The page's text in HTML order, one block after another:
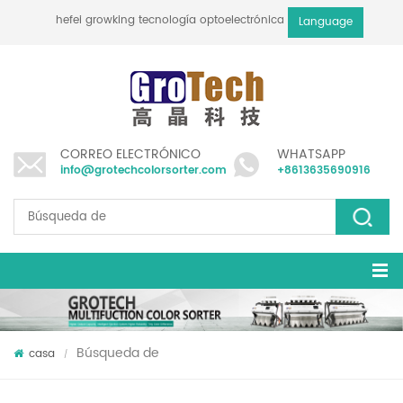
hefei growking tecnología optoelectrónica co., ltd
Language
CORREO ELECTRÓNICO
info@grotechcolorsorter.com
WHATSAPP
+8613635690916
casa / Búsqueda de